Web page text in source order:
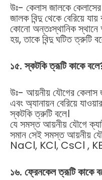
উঃ- কেলাস জালকে
জালক বিন্দু থেকে বেরিয়ে
কোনো অন্তঃস্থানিক স্থানে
হয়, তাকে বিন্দু ঘটিত ত্রুটি
১৫.স্কটকিত্রূটিকাকেবলে
উঃ- আয়নীয় যৌগের কেলাস
এবং অ্যানায়ন বেরিয়ে
স্কটকি ত্রুটি বলে।
যে সমস্ত আয়নীয় যৌগে
সমান সেই সমস্ত আয়নীয়
NaCl, KCl, CsCl ,
১৬. ফ্রেনকেলত্রূটিকাকে